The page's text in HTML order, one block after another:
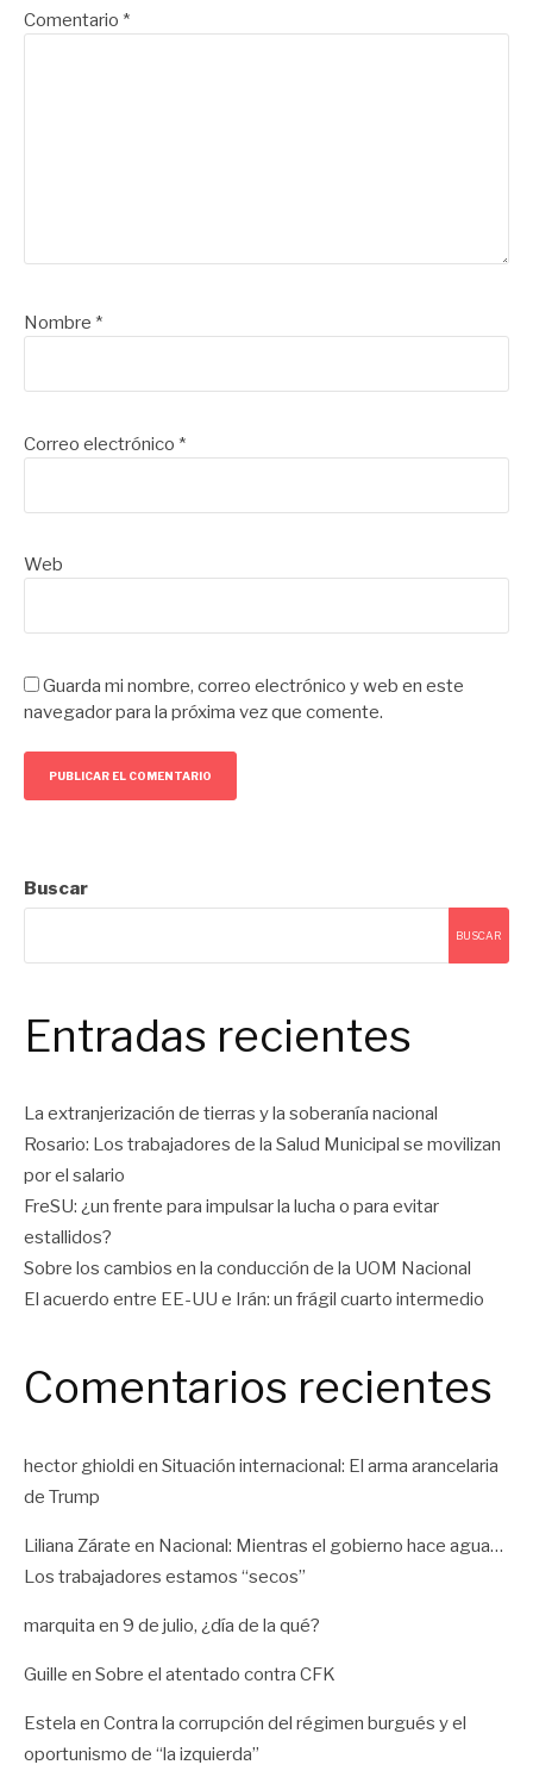
Comentario *
Nombre *
Correo electrónico *
Web
Guarda mi nombre, correo electrónico y web en este
navegador para la próxima vez que comente.
Buscar
BUSCAR
Entradas recientes
La extranjerización de tierras y la soberanía nacional
Rosario: Los trabajadores de la Salud Municipal se movilizan
por el salario
FreSU: ¿un frente para impulsar la lucha o para evitar
estallidos?
Sobre los cambios en la conducción de la UOM Nacional
El acuerdo entre EE-UU e Irán: un frágil cuarto intermedio
Comentarios recientes
hector ghioldi en Situación internacional: El arma arancelaria
de Trump
Liliana Zárate en Nacional: Mientras el gobierno hace agua…
Los trabajadores estamos “secos”
marquita en 9 de julio, ¿día de la qué?
Guille en Sobre el atentado contra CFK
Estela en Contra la corrupción del régimen burgués y el
oportunismo de “la izquierda”